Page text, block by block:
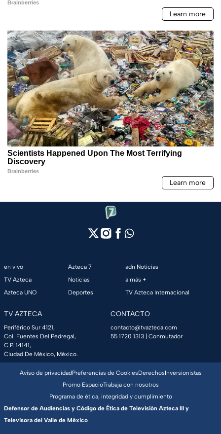
en vivo
TV Azteca
Azteca UNO
Azteca 7
Noticias
Deportes
adn Noticias
a más +
TV Azteca Internacional
TV AZTECA
Periférico Sur 4121,
Col. Fuentes Del Pedregal,
C.P. 14141,
Ciudad De México, México.
CONTACTO
contacto@tvazteca.com
55 1720 1313 | Conmutador
Aviso de privacidadPreferencias de CookiesDerechosInversionistas
Promo EspacioTrabaja con nosotros
Programa de ética, integridad y cumplimiento
Defensor de Audiencias y Código de Ética de Televisión Azteca III y
Televisora del Valle de México